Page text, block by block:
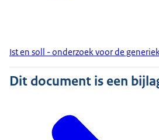
Ist en soll - onderzoek voor de
Dit document is een